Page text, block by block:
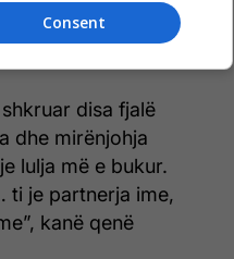
disa fjalë
dhe mirënjohja
lulja më e bukur.
ti je partnerja ime,
kanë qenë
Consent